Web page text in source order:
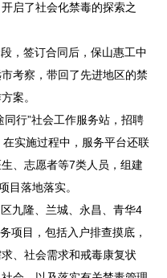
启了社会化禁毒的探索之
，签订合同后，保山惠工中
考察，带回了先进地区的禁
案。
同行”社会工作服务站，招聘
实施过程中，服务平台还联
、志愿者等7类人员，组建
目落地落实。
九隆、兰城、永昌、青华4
项目，包括入户排查摸底，
、社会需求和戒毒康复状